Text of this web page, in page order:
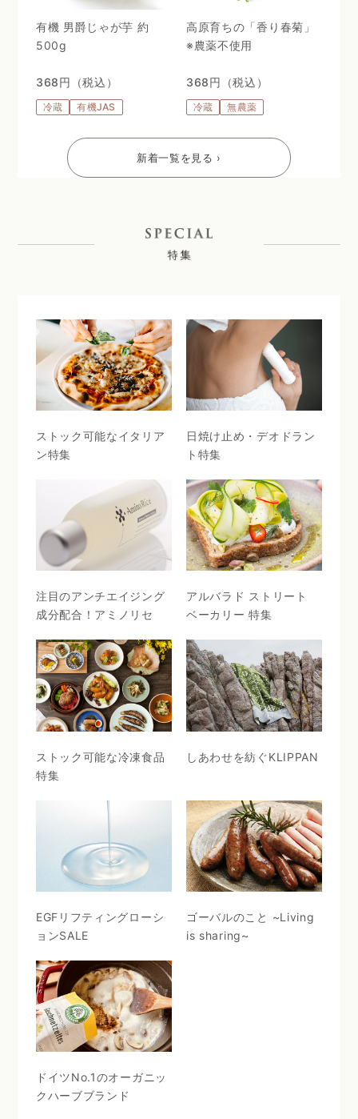
有機 男爵じゃが芋 約
500g
368円（税込）
冷蔵 有機JAS
高原育ちの「香り春菊」
※農薬不使用
368円（税込）
冷蔵 無農薬
新着一覧を見る ›
ストック可能なイタリア
ン特集
日焼け止め・デオドラン
ト特集
注目のアンチエイジング
成分配合！アミノリセ
アルバラド ストリート
ベーカリー 特集
ストック可能な冷凍食品
特集
しあわせを紡ぐKLIPPAN
EGFリフティングローシ
ョンSALE
ゴーバルのこと ~Living
is sharing~
ドイツNo.1のオーガニッ
クハーブブランド